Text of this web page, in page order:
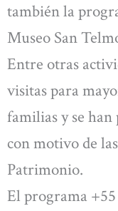
también la
Museo San
Entre otras
visitas para
familias y se han
con motivo de
Patrimonio.
El programa